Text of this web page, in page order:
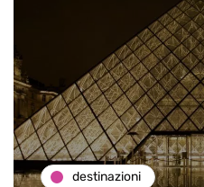
destinazioni